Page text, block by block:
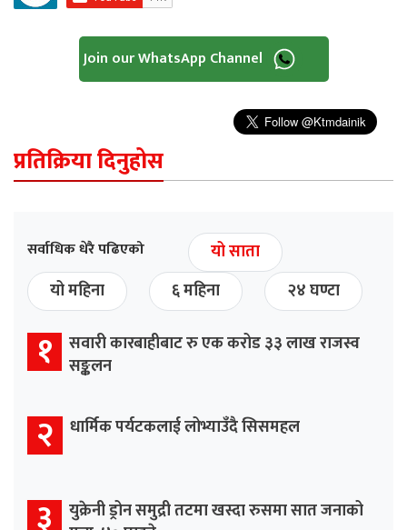
Join our WhatsApp Channel
प्रतिक्रिया दिनुहोस
सर्वाधिक धेरै पढिएको
यो साता
यो महिना
६ महिना २४ घण्टा
१ सवारी कारबाहीबाट रु एक करोड ३३ लाख राजस्व
सङ्कलन
२ धार्मिक पर्यटकलाई लोभ्याउँदै सिसमहल
३ युक्रेनी ड्रोन समुद्री तटमा खस्दा रुसमा सात जनाको